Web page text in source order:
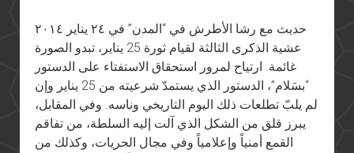
بوستات من فيسبوك
مقابلات في الإعلام
Languages
حديث مع رشا الأطرش في “المدن” في ٢٤ يناير ٢٠١٤
عشية الذكرى الثالثة لقيام ثورة 25 يناير، تبدو الصورة
غائمة. ارتياح لمرور استحقاق الاستفتاء على الدستور
“بسَلام”، الدستور الذي يستمدّ شرعيته من 25 يناير وإن
لم يلبّ تطلعات ذلك اليوم التاريخي وناسه. وفي المقابل،
يبرز قلق من الشكل الذي آلت إليه السلطة، من تفاقم
القمع أمنياً وإعلامياً وفي مجال الحريات، وكذلك من